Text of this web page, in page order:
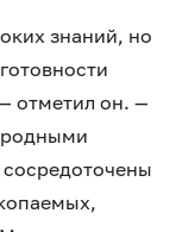
знаний, но
отметил он. —